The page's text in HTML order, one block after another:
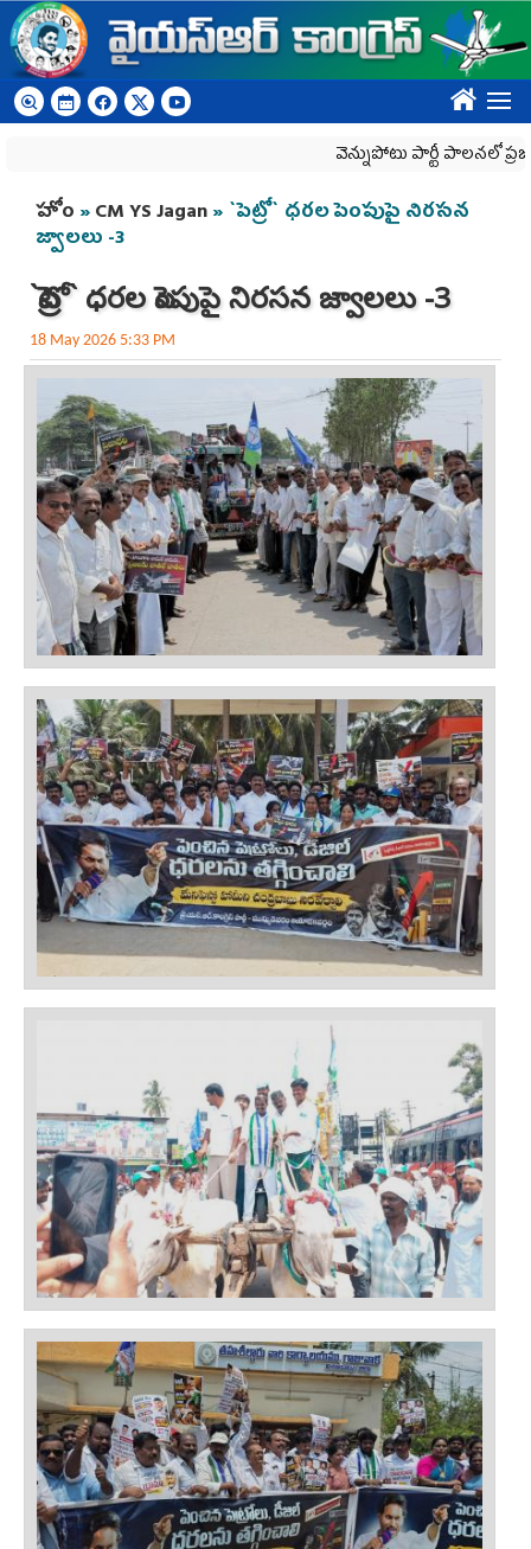
Skip to main content
????
వెన్నుపోటు పార్టీ పాలనలో
You are here
హోం »CM YS Jagan» `పెట్రో` ధరల పెంపుపై నిరసన
జ్వాల‌లు -3
`పెట్రో` ధరల పెంపుపై నిరసన జ్వాల‌లు -3
18 May 2026 5:33 PM